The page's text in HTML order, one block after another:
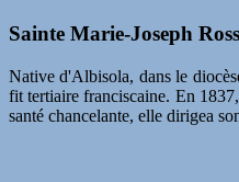
Sainte Marie-Joseph
Native d'Albisola, dans le
fit tertiaire franciscaine. En
santé chancelante, elle dirigea